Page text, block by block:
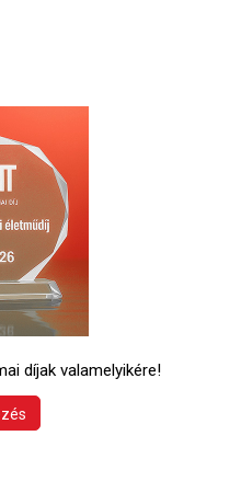
díjak valamelyikére!